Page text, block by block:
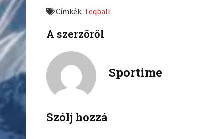
o
f
b
Címkék: Teqball
A szerzőről
Sportime
Szólj hozzá